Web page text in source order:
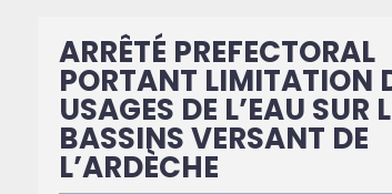
ARRÊTÉ PREFECTORAL
PORTANT LIMITATION
USAGES DE L’EAU SUR
BASSINS VERSANT DE
L’ARDÈCHE